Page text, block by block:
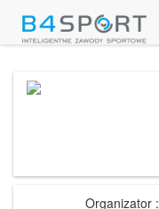
Organizator :